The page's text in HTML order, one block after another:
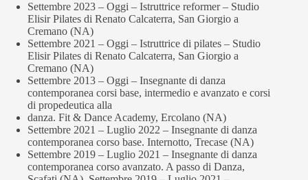
Settembre 2023 – Oggi – Istruttrice reformer – Studio
Elisir Pilates di Renato Calcaterra, San Giorgio a
Cremano (NA)
Settembre 2021 – Oggi – Istruttrice di pilates – Studio
Elisir Pilates di Renato Calcaterra, San Giorgio a
Cremano (NA)
Settembre 2013 – Oggi – Insegnante di danza
contemporanea corsi base, intermedio e avanzato e corsi
di propedeutica alla
danza. Fit & Dance Academy, Ercolano (NA)
Settembre 2021 – Luglio 2022 – Insegnante di danza
contemporanea corso base. Internotto, Trecase (NA)
Settembre 2019 – Luglio 2021 – Insegnante di danza
contemporanea corso avanzato. A passo di Danza,